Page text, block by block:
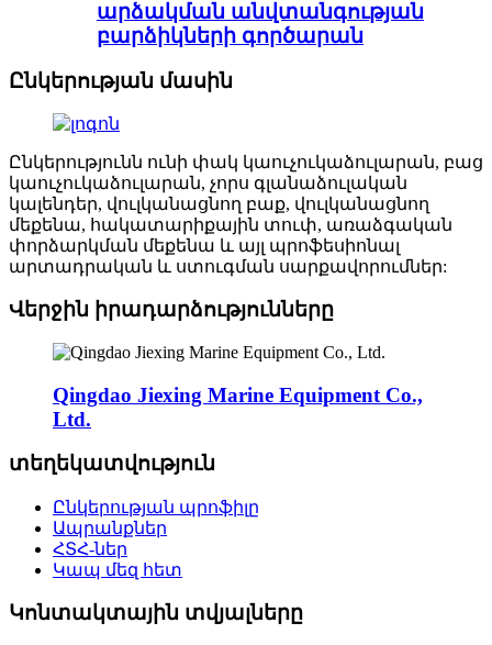
արձակման անվտանգության
բարձիկների գործարան
Ընկերության մասին
Ընկերությունն ունի փակ կաուչուկաձուլարան, բաց
կաուչուկաձուլարան, չորս գլանաձուլական
կալենդեր, վուլկանացնող բաք, վուլկանացնող
մեքենա, հակատարիքային տուփ, առաձգական
փորձարկման մեքենա և այլ պրոֆեսիոնալ
արտադրական և ստուգման սարքավորումներ:
Վերջին իրադարձությունները
Qingdao Jiexing Marine Equipment Co.,
Ltd.
տեղեկատվություն
Ընկերության պրոֆիլը
Ապրանքներ
ՀՏՀ-ներ
Կապ մեզ հետ
Կոնտակտային տվյալները